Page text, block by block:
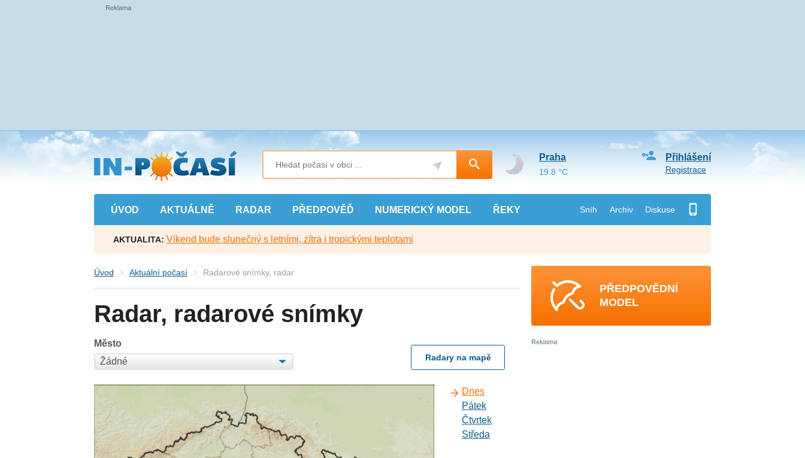
Přejít
na
hlavní
obsah
ÚVOD AKTUÁLNĚ RADAR PŘEDPOVĚĎ NUMERICKÝ MODEL ŘEKY Sníh Archiv Diskuse
Přihlášení
Registrace
Praha
19.8 °C
AKTUALITA: Víkend bude slunečný s letními, zítra i tropickými teplotami
Úvod Aktuální počasí Radarové snímky, radar
Radar, radarové snímky
Město
Radary na mapě
Dnes
Pátek
Čtvrtek
Středa
PŘEDPOVĚDNÍ
MODEL